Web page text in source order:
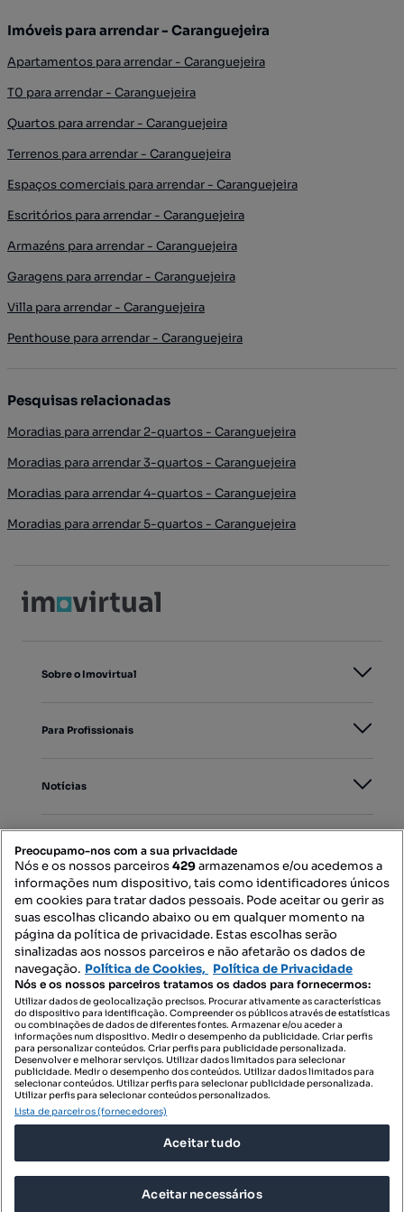
Imóveis para arrendar - Caranguejeira
Apartamentos para arrendar - Caranguejeira
T0 para arrendar - Caranguejeira
Quartos para arrendar - Caranguejeira
Terrenos para arrendar - Caranguejeira
Espaços comerciais para arrendar - Caranguejeira
Escritórios para arrendar - Caranguejeira
Armazéns para arrendar - Caranguejeira
Garagens para arrendar - Caranguejeira
Villa para arrendar - Caranguejeira
Penthouse para arrendar - Caranguejeira
Pesquisas relacionadas
Moradias para arrendar 2-quartos - Caranguejeira
Moradias para arrendar 3-quartos - Caranguejeira
Moradias para arrendar 4-quartos - Caranguejeira
Moradias para arrendar 5-quartos - Caranguejeira
Sobre o Imovirtual
Para Profissionais
Notícias
Mapa do Site
Contacte-nos
SIGA-NOS:
DESCARREGAR NA:
© 2026 Imovirtual.com, OLX Portugal, S.A.
Preocupamo-nos com a sua privacidade
Nós e os nossos parceiros429armazenamos e/ou acedemos a
informações num dispositivo, tais como identificadores únicos
em cookies para tratar dados pessoais. Pode aceitar ou gerir as
suas escolhas clicando abaixo ou em qualquer momento na
página da política de privacidade. Estas escolhas serão
sinalizadas aos nossos parceiros e não afetarão os dados de
navegação. Política de Cookies, Política de Privacidade
Nós e os nossos parceiros tratamos os dados para fornecermos:
Utilizar dados de geolocalização precisos. Procurar ativamente as características
do dispositivo para identificação. Compreender os públicos através de estatísticas
ou combinações de dados de diferentes fontes. Armazenar e/ou aceder a
informações num dispositivo. Medir o desempenho da publicidade. Criar perfis
para personalizar conteúdos. Criar perfis para publicidade personalizada.
Desenvolver e melhorar serviços. Utilizar dados limitados para selecionar
publicidade. Medir o desempenho dos conteúdos. Utilizar dados limitados para
selecionar conteúdos. Utilizar perfis para selecionar publicidade personalizada.
Utilizar perfis para selecionar conteúdos personalizados.
Lista de parceiros (fornecedores)
Aceitar tudo
Aceitar necessários